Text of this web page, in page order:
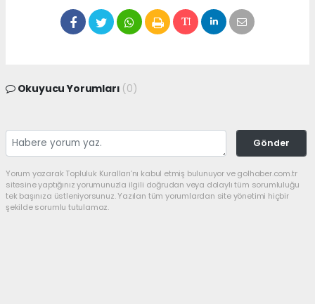
Okuyucu Yorumları (0)
Gönder
Yorum yazarak Topluluk Kuralları’nı kabul etmiş bulunuyor ve golhaber.com.tr
sitesine yaptığınız yorumunuzla ilgili doğrudan veya dolaylı tüm sorumluluğu
tek başınıza üstleniyorsunuz. Yazılan tüm yorumlardan site yönetimi hiçbir
şekilde sorumlu tutulamaz.